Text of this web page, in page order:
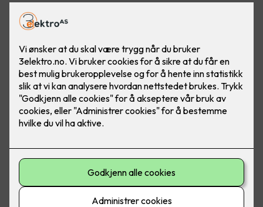
Ved å installere temperatursensorer i sikringsskapene får
du ekstra brannvakt på gården eller gartneriet ditt.
Brannsikkerhet redder liv